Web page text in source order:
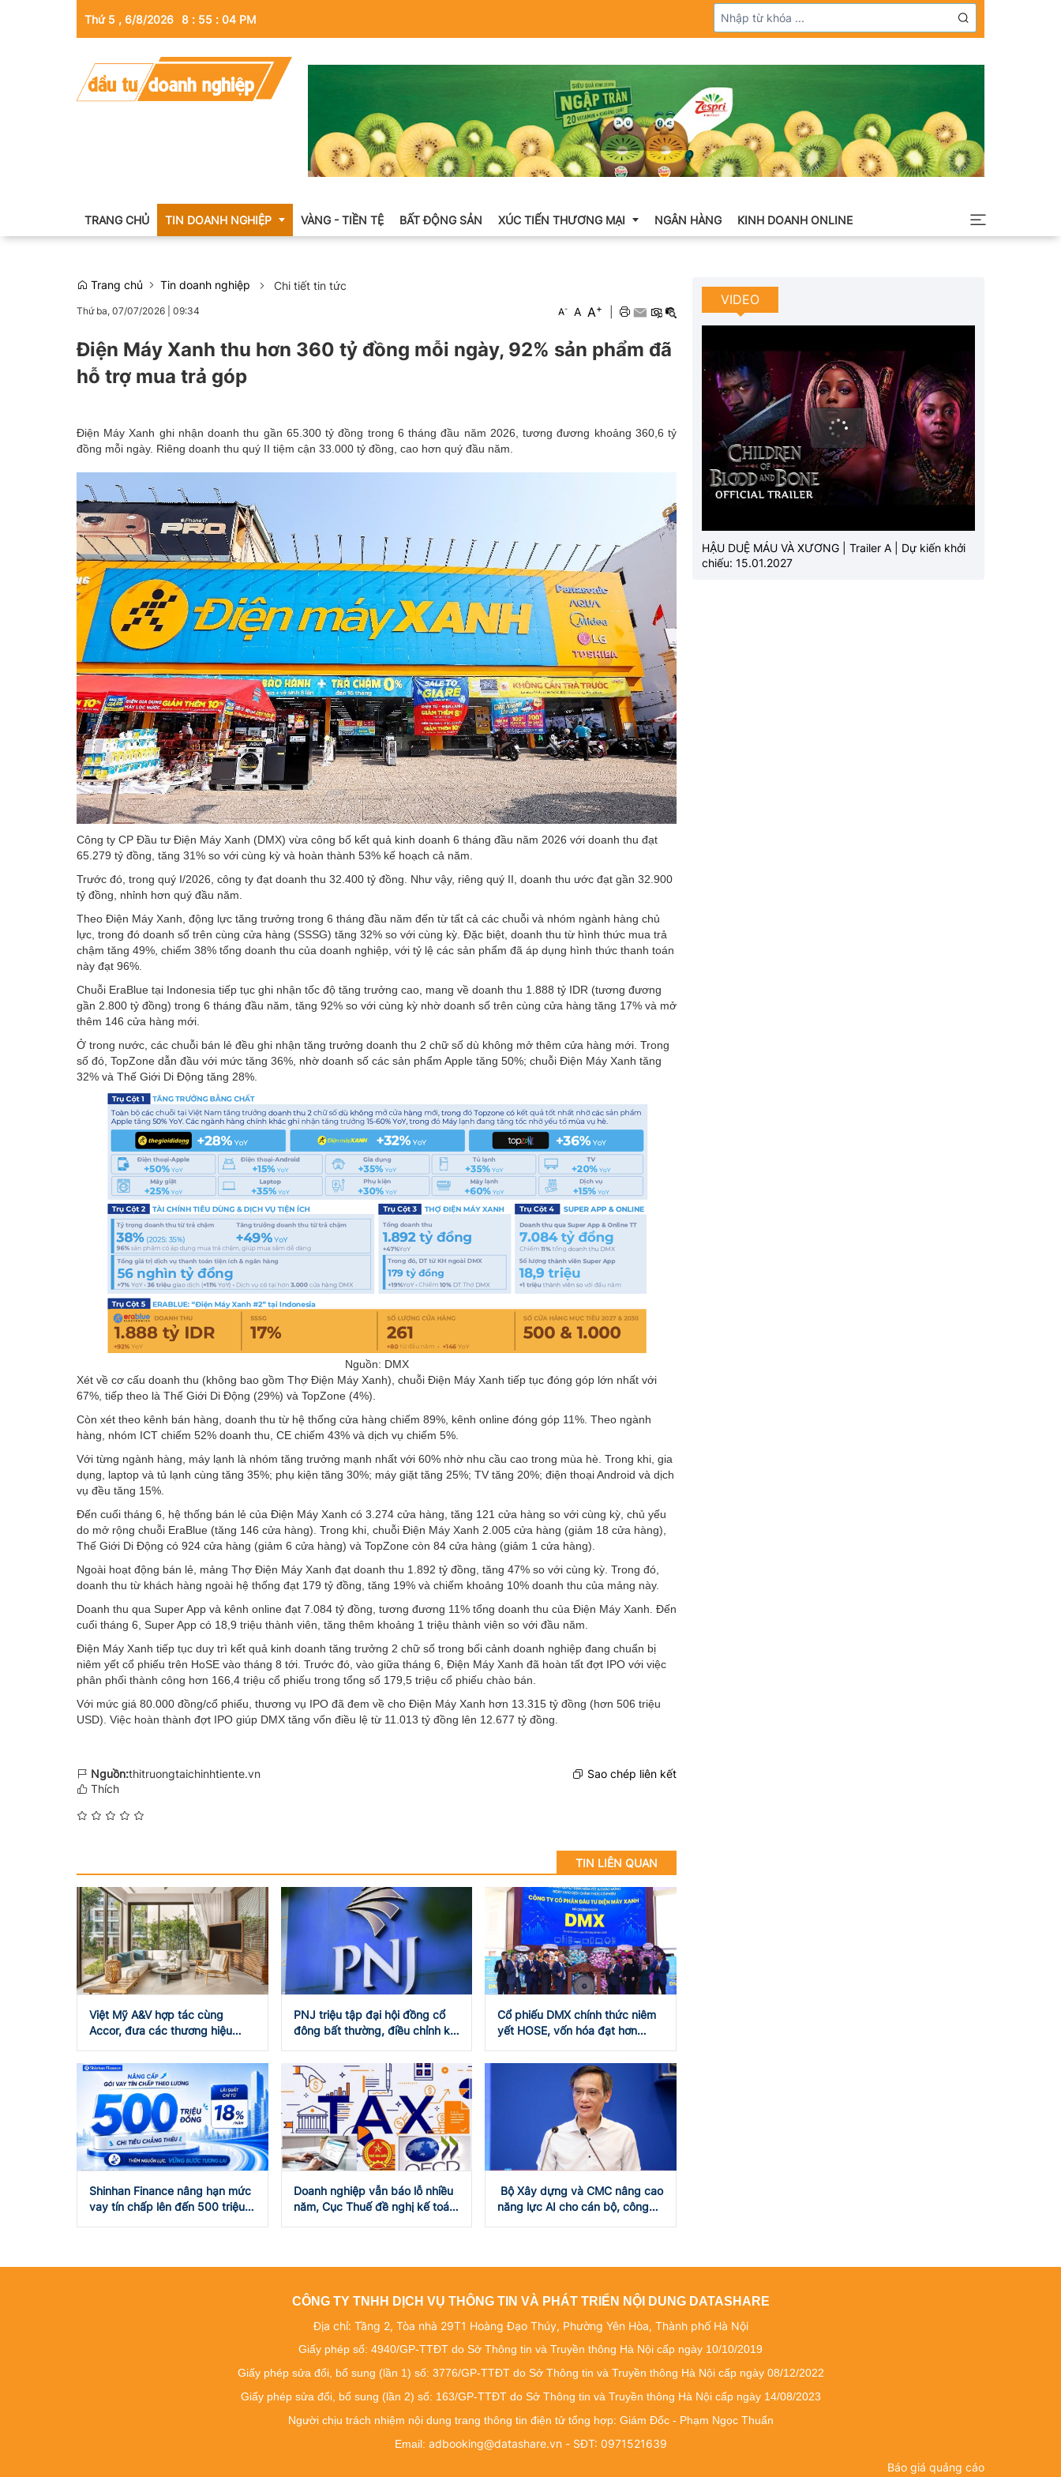
Thứ 5 , 6/8/2026 8 : 55 : 05 PM
TRANG CHỦ TIN DOANH NGHIỆP
Thông tin doanh nghiệp
Kinh tế tài chính
Emagazine
VÀNG - TIỀN TỆ BẤT ĐỘNG SẢN XÚC TIẾN THƯƠNG MẠI
Hội chợ triển lãm
NGÂN HÀNG KINH DOANH ONLINE
Trang chủ Tin doanh nghiệp Chi tiết tin tức
Thứ ba, 07/07/2026 09:34 A- A A+
Điện Máy Xanh thu hơn 360 tỷ đồng mỗi ngày, 92% sản phẩm đã
hỗ trợ mua trả góp
Điện Máy Xanh ghi nhận doanh thu gần 65.300 tỷ đồng trong 6 tháng đầu năm 2026, tương đương khoảng 360,6 tỷ
đồng mỗi ngày. Riêng doanh thu quý II tiệm cận 33.000 tỷ đồng, cao hơn quý đầu năm.
Công ty CP Đầu tư Điện Máy Xanh (DMX) vừa công bố kết quả kinh doanh 6 tháng đầu năm 2026 với doanh thu đạt
65.279 tỷ đồng, tăng 31% so với cùng kỳ và hoàn thành 53% kế hoạch cả năm.
Trước đó, trong quý I/2026, công ty đạt doanh thu 32.400 tỷ đồng. Như vậy, riêng quý II, doanh thu ước đạt gần 32.900
tỷ đồng, nhỉnh hơn quý đầu năm.
Theo Điện Máy Xanh, động lực tăng trưởng trong 6 tháng đầu năm đến từ tất cả các chuỗi và nhóm ngành hàng chủ
lực, trong đó doanh số trên cùng cửa hàng (SSSG) tăng 32% so với cùng kỳ. Đặc biệt, doanh thu từ hình thức mua trả
chậm tăng 49%, chiếm 38% tổng doanh thu của doanh nghiệp, với tỷ lệ các sản phẩm đã áp dụng hình thức thanh toán
này đạt 96%.
Chuỗi EraBlue tại Indonesia tiếp tục ghi nhận tốc độ tăng trưởng cao, mang về doanh thu 1.888 tỷ IDR (tương đương
gần 2.800 tỷ đồng) trong 6 tháng đầu năm, tăng 92% so với cùng kỳ nhờ doanh số trên cùng cửa hàng tăng 17% và mở
thêm 146 cửa hàng mới.
Ở trong nước, các chuỗi bán lẻ đều ghi nhận tăng trưởng doanh thu 2 chữ số dù không mở thêm cửa hàng mới. Trong
số đó, TopZone dẫn đầu với mức tăng 36%, nhờ doanh số các sản phẩm Apple tăng 50%; chuỗi Điện Máy Xanh tăng
32% và Thế Giới Di Động tăng 28%.
Nguồn: DMX
Xét về cơ cấu doanh thu (không bao gồm Thợ Điện Máy Xanh), chuỗi Điện Máy Xanh tiếp tục đóng góp lớn nhất với
67%, tiếp theo là Thế Giới Di Động (29%) và TopZone (4%).
Còn xét theo kênh bán hàng, doanh thu từ hệ thống cửa hàng chiếm 89%, kênh online đóng góp 11%. Theo ngành
hàng, nhóm ICT chiếm 52% doanh thu, CE chiếm 43% và dịch vụ chiếm 5%.
Với từng ngành hàng, máy lạnh là nhóm tăng trưởng mạnh nhất với 60% nhờ nhu cầu cao trong mùa hè. Trong khi, gia
dụng, laptop và tủ lạnh cùng tăng 35%; phụ kiện tăng 30%; máy giặt tăng 25%; TV tăng 20%; điện thoại Android và dịch
vụ đều tăng 15%.
Đến cuối tháng 6, hệ thống bán lẻ của Điện Máy Xanh có 3.274 cửa hàng, tăng 121 cửa hàng so với cùng kỳ, chủ yếu
do mở rộng chuỗi EraBlue (tăng 146 cửa hàng). Trong khi, chuỗi Điện Máy Xanh 2.005 cửa hàng (giảm 18 cửa hàng),
Thế Giới Di Động có 924 cửa hàng (giảm 6 cửa hàng) và TopZone còn 84 cửa hàng (giảm 1 cửa hàng).
Ngoài hoạt động bán lẻ, mảng Thợ Điện Máy Xanh đạt doanh thu 1.892 tỷ đồng, tăng 47% so với cùng kỳ. Trong đó,
doanh thu từ khách hàng ngoài hệ thống đạt 179 tỷ đồng, tăng 19% và chiếm khoảng 10% doanh thu của mảng này.
Doanh thu qua Super App và kênh online đạt 7.084 tỷ đồng, tương đương 11% tổng doanh thu của Điện Máy Xanh. Đến
cuối tháng 6, Super App có 18,9 triệu thành viên, tăng thêm khoảng 1 triệu thành viên so với đầu năm.
Điện Máy Xanh tiếp tục duy trì kết quả kinh doanh tăng trưởng 2 chữ số trong bối cảnh doanh nghiệp đang chuẩn bị
niêm yết cổ phiếu trên HoSE vào tháng 8 tới. Trước đó, vào giữa tháng 6, Điện Máy Xanh đã hoàn tất đợt IPO với việc
phân phối thành công hơn 166,4 triệu cổ phiếu trong tổng số 179,5 triệu cổ phiếu chào bán.
Với mức giá 80.000 đồng/cổ phiếu, thương vụ IPO đã đem về cho Điện Máy Xanh hơn 13.315 tỷ đồng (hơn 506 triệu
USD). Việc hoàn thành đợt IPO giúp DMX tăng vốn điều lệ từ 11.013 tỷ đồng lên 12.677 tỷ đồng.
Nguồn:thitruongtaichinhtiente.vn
Sao chép liên kết
Thích
TIN LIÊN QUAN
Việt Mỹ A&V hợp tác cùng
Accor, đưa các thương hiệu
PNJ triệu tập đại hội đồng cổ
đông bất thường, điều chỉnh kế
Cổ phiếu DMX chính thức niêm
yết HOSE, vốn hóa đạt hơn
Shinhan Finance nâng hạn mức
vay tín chấp lên đến 500 triệu
Doanh nghiệp vẫn báo lỗ nhiều
năm, Cục Thuế đề nghị kế toán,
năng lực AI cho cán bộ, công
VIDEO
HẬU DUỆ MÁU VÀ XƯƠNG | Trailer A | Dự kiến khởi
chiếu: 15.01.2027
CÔNG TY TNHH DỊCH VỤ THÔNG TIN VÀ PHÁT TRIỂN NỘI DUNG DATASHARE
Địa chỉ: Tầng 2, Tòa nhà 29T1 Hoàng Đạo Thúy, Phường Yên Hòa, Thành phố Hà Nội
Giấy phép số: 4940/GP-TTĐT do Sở Thông tin và Truyền thông Hà Nội cấp ngày 10/10/2019
Giấy phép sửa đổi, bổ sung (lần 1) số: 3776/GP-TTĐT do Sở Thông tin và Truyền thông Hà Nội cấp ngày 08/12/2022
Giấy phép sửa đổi, bổ sung (lần 2) số: 163/GP-TTĐT do Sở Thông tin và Truyền thông Hà Nội cấp ngày 14/08/2023
Người chịu trách nhiệm nội dung trang thông tin điện tử tổng hợp: Giám Đốc - Phạm Ngọc Thuấn
Email: adbooking@datashare.vn - SĐT: 0971521639
Báo giá quảng cáo